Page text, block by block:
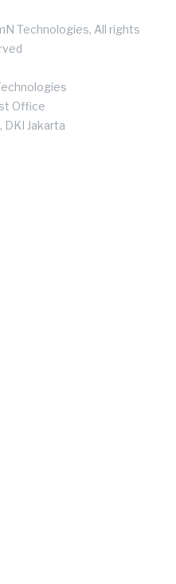
Technologies, All rights
Office
DKI Jakarta